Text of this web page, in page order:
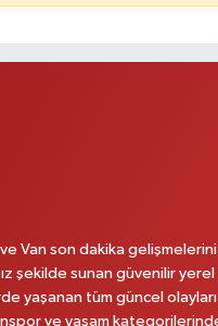
Van son dakika gelişmelerini
şekilde sunan güvenilir yerel
yaşanan tüm güncel
ve yaşam